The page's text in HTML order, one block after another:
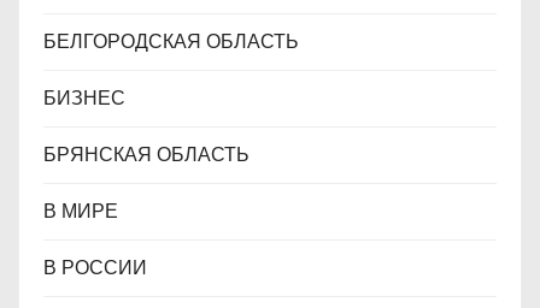
БЕЛГОРОДСКАЯ ОБЛАСТЬ
БИЗНЕС
БРЯНСКАЯ ОБЛАСТЬ
В МИРЕ
В РОССИИ